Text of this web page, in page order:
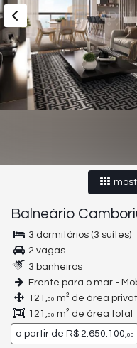
Balneário
3 dormitórios (3 suítes)
2 vagas
3 banheiros
Frente para o mar -
121,00 m² de área
121,00 m² de área total
a partir de R$ 2.650.100,00